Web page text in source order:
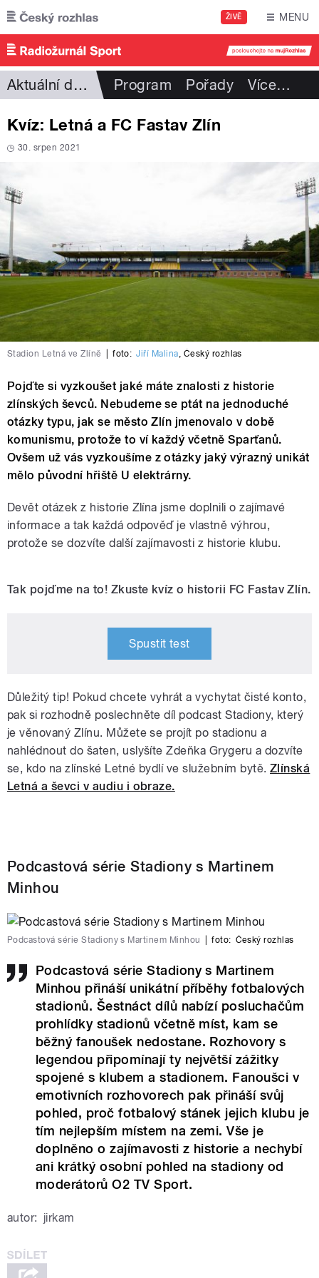
Přejít k hlavnímu obsahu
ŽIVĚ MENU
Aktuální dění Program Pořady Více…
Kvíz: Letná a FC Fastav Zlín
30. srpen 2021
Stadion Letná ve Zlíně foto: Jiří Malina, Český rozhlas
Pojďte si vyzkoušet jaké máte znalosti z historie
zlínských ševců. Nebudeme se ptát na jednoduché
otázky typu, jak se město Zlín jmenovalo v době
komunismu, protože to ví každý včetně Sparťanů.
Ovšem už vás vyzkoušíme z otázky jaký výrazný unikát
mělo původní hřiště U elektrárny.
Devět otázek z historie Zlína jsme doplnili o zajímavé
informace a tak každá odpověď je vlastně výhrou,
protože se dozvíte další zajímavosti z historie klubu.
Tak pojďme na to! Zkuste kvíz o historii FC Fastav Zlín.
Spustit test
Důležitý tip! Pokud chcete vyhrát a vychytat čisté konto,
pak si rozhodně poslechněte díl podcast Stadiony, který
je věnovaný Zlínu. Můžete se projít po stadionu a
nahlédnout do šaten, uslyšíte Zdeňka Grygeru a dozvíte
se, kdo na zlínské Letné bydlí ve služebním bytě.Zlínská
Letná a ševci v audiu i obraze.
Podcastová série Stadiony s Martinem
Minhou
Podcastová série Stadiony s Martinem Minhou foto: Český rozhlas
Podcastová série Stadiony s Martinem
Minhou přináší unikátní příběhy fotbalových
stadionů. Šestnáct dílů nabízí posluchačům
prohlídky stadionů včetně míst, kam se
běžný fanoušek nedostane. Rozhovory s
legendou připomínají ty největší zážitky
spojené s klubem a stadionem. Fanoušci v
emotivních rozhovorech pak přináší svůj
pohled, proč fotbalový stánek jejich klubu je
tím nejlepším místem na zemi. Vše je
doplněno o zajímavosti z historie a nechybí
ani krátký osobní pohled na stadiony od
moderátorů O2 TV Sport.
autor: jirkam